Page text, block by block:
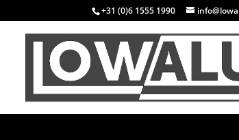
+31 (0)6 1555 1990